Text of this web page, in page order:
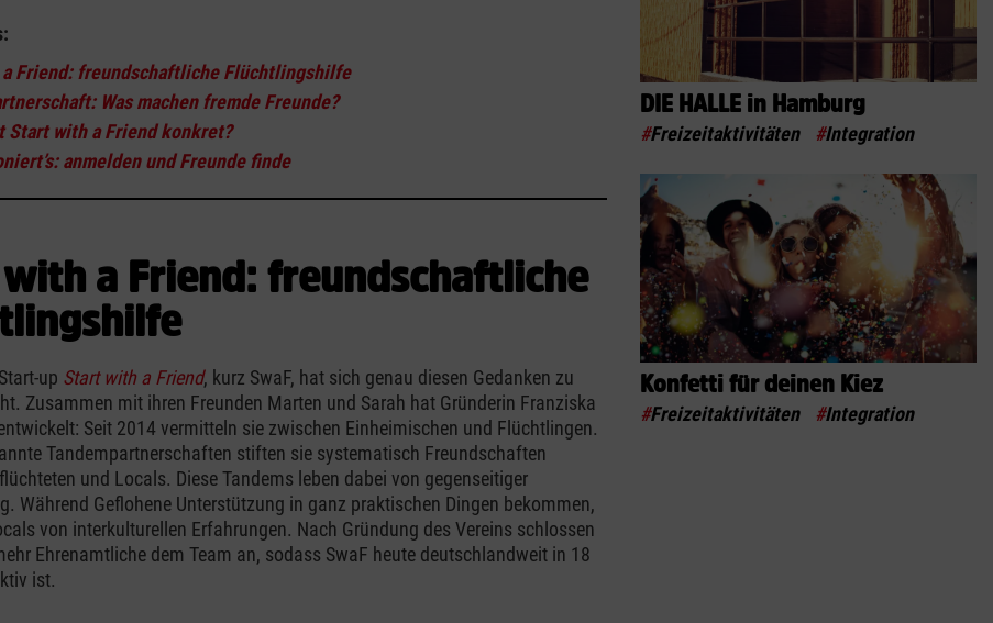
Friend: freundschaftliche Flüchtlingshilfe
Was machen fremde Freunde?
Start with a Friend konkret?
anmelden und Freunde finde
a Friend: freundschaftliche
up Start with a Friend, kurz SwaF, hat sich genau diesen Gedanken zu
Zusammen mit ihren Freunden Marten und Sarah hat Gründerin Franziska
Seit 2014 vermitteln sie zwischen Einheimischen und Flüchtlingen.
Tandempartnerschaften stiften sie systematisch Freundschaften
und Locals. Diese Tandems leben dabei von gegenseitiger
Während Geflohene Unterstützung in ganz praktischen Dingen bekommen,
von interkulturellen Erfahrungen. Nach Gründung des Vereins schlossen
Ehrenamtliche dem Team an, sodass SwaF heute deutschlandweit in 18
ist.
DIE HALLE in Hamburg
#Freizeitaktivitäten #Integration
Konfetti für deinen Kiez
#Freizeitaktivitäten #Integration